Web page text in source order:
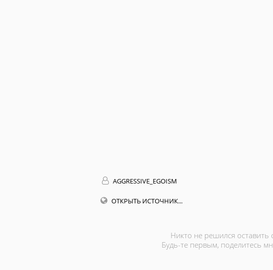
AGGRESSIVE_EGOISM
ОТКРЫТЬ ИСТОЧНИК...
Никто не решился оставить
Будь-те первым, поделитесь